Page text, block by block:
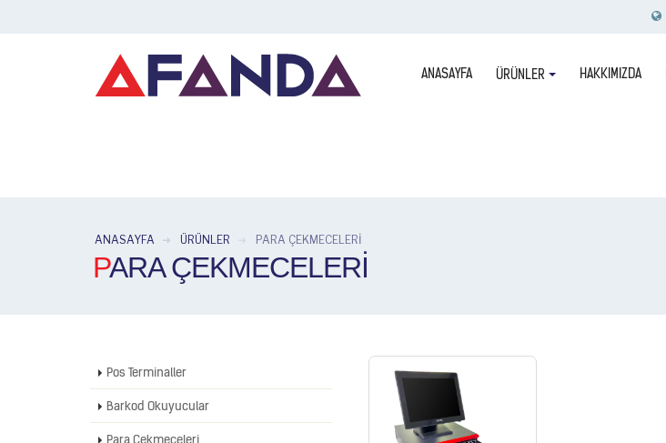
ANASAYFA ÜRÜNLER HAKKIMIZDA
ANASAYFA ÜRÜNLER PARA ÇEKMECELERI
PARA ÇEKMECELERI
Pos Terminaller
Barkod Okuyucular
Para Çekmeceleri